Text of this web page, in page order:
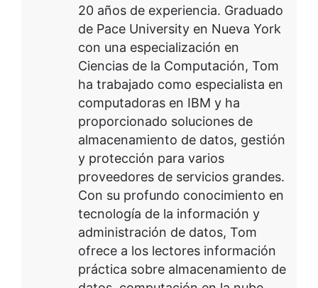
20 años de experiencia. Graduado
de Pace University en Nueva York
con una especialización en
Ciencias de la Computación, Tom
ha trabajado como especialista en
computadoras en IBM y ha
proporcionado soluciones de
almacenamiento de datos, gestión
y protección para varios
proveedores de servicios grandes.
Con su profundo conocimiento en
tecnología de la información y
administración de datos, Tom
ofrece a los lectores información
práctica sobre almacenamiento de